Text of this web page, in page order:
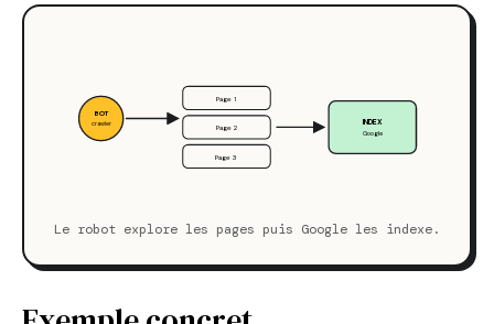
BOT
crawler
Page 1
Page 2
Page 3
INDEX
Google
Le robot explore les pages puis Google les indexe.